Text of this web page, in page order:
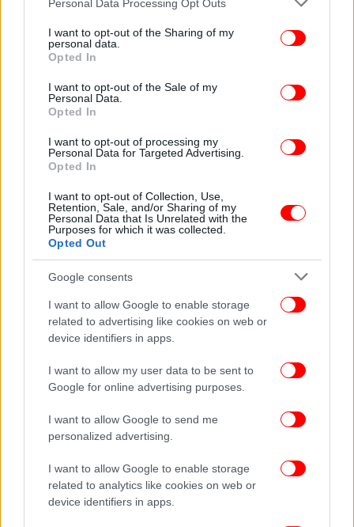
not limited to your visit or usage behaviour. You may click to
grant or deny consent to Google and its third-party tags to
use your data for below specified purposes in below Google
consent section.
Personal Data Processing Opt Outs
I want to opt-out of the Sharing of my
personal data.
Opted In
I want to opt-out of the Sale of my
Personal Data.
Opted In
I want to opt-out of processing my
Personal Data for Targeted Advertising.
Opted In
I want to opt-out of Collection, Use,
Retention, Sale, and/or Sharing of my
Personal Data that Is Unrelated with the
Purposes for which it was collected.
Opted Out
Google consents
I want to allow Google to enable storage
related to advertising like cookies on web or
device identifiers in apps.
I want to allow my user data to be sent to
Google for online advertising purposes.
I want to allow Google to send me
personalized advertising.
I want to allow Google to enable storage
related to analytics like cookies on web or
device identifiers in apps.
Ακολουθήστε το στο Google News
και μάθετε
πρώτοι όλες τις ειδήσεις
Δείτε όλες τις τελευταίεςΕιδήσειςαπό την Ελλάδα και τον Κόσμο,